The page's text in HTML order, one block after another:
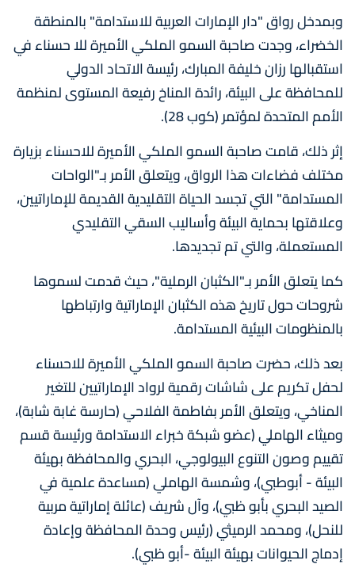
وبمدخل رواق "دار الإمارات العربية للاستدامة" بالمنطقة
الخضراء، وجدت صاحبة السمو الملكي الأميرة للا حسناء في
استقبالها رزان خليفة المبارك، رئيسة الاتحاد الدولي
للمحافظة على البيئة، رائدة المناخ رفيعة المستوى لمنظمة
الأمم المتحدة لمؤتمر (كوب 28).
إثر ذلك، قامت صاحبة السمو الملكي الأميرة للاحسناء بزيارة
مختلف فضاءات هذا الرواق، ويتعلق الأمر بـ"الواحات
المستدامة" التي تجسد الحياة التقليدية القديمة للإماراتيين،
وعلاقتها بحماية البيئة وأساليب السقي التقليدي
المستعملة، والتي تم تجديدها.
كما يتعلق الأمر بـ"الكثبان الرملية"، حيث قدمت لسموها
شروحات حول تاريخ هذه الكثبان الإماراتية وارتباطها
بالمنظومات البيئية المستدامة.
بعد ذلك، حضرت صاحبة السمو الملكي الأميرة للاحسناء
لحفل تكريم على شاشات رقمية لرواد الإماراتيين للتغير
المناخي، ويتعلق الأمر بفاطمة الفلاحي (حارسة غابة شابة)،
وميثاء الهاملي (عضو شبكة خبراء الاستدامة ورئيسة قسم
تقييم وصون التنوع البيولوجي، البحري والمحافظة بهيئة
البيئة - أبوطبي)، وشمسة الهاملي (مساعدة علمية في
الصيد البحري بأبو ظبي)، وآل شريف (عائلة إماراتية مربية
للنحل)، ومحمد الرميثي (رئيس وحدة المحافظة وإعادة
إدماج الحيوانات بهيئة البيئة -أبو ظبي).